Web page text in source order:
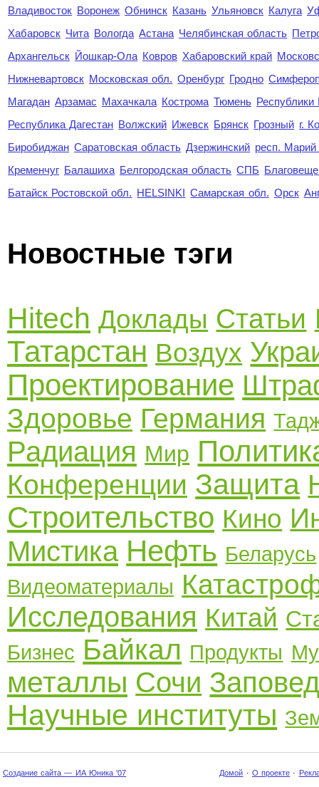
Владивосток Воронеж Обнинск Казань Ульяновск Калуга
Хабаровск Чита Вологда Астана Челябинская область
Архангельск Йошкар-Ола Ковров Хабаровский край
Нижневартовск Московская обл. Оренбург Гродно
Магадан Арзамас Махачкала Кострома Тюмень Республики
Республика Дагестан Волжский Ижевск Брянск Грозный г.
Биробиджан Саратовская область Дзержинский респ.
Кременчуг Балашиха Белгородская область СПБ
Батайск Ростовской обл. HELSINKI Самарская обл. Орск
Новостные тэги
Hitech Доклады Статьи
Татарстан Воздух
Проектирование
Здоровье Германия
Радиация Мир
Конференции Защита
Строительство Кино
Мистика Нефть Беларусь
Видеоматериалы
Исследования Китай
Бизнес Байкал Продукты
металлы Сочи
Научные институты
Создание сайта — ИА Юника '07 Домой · О проекте ·